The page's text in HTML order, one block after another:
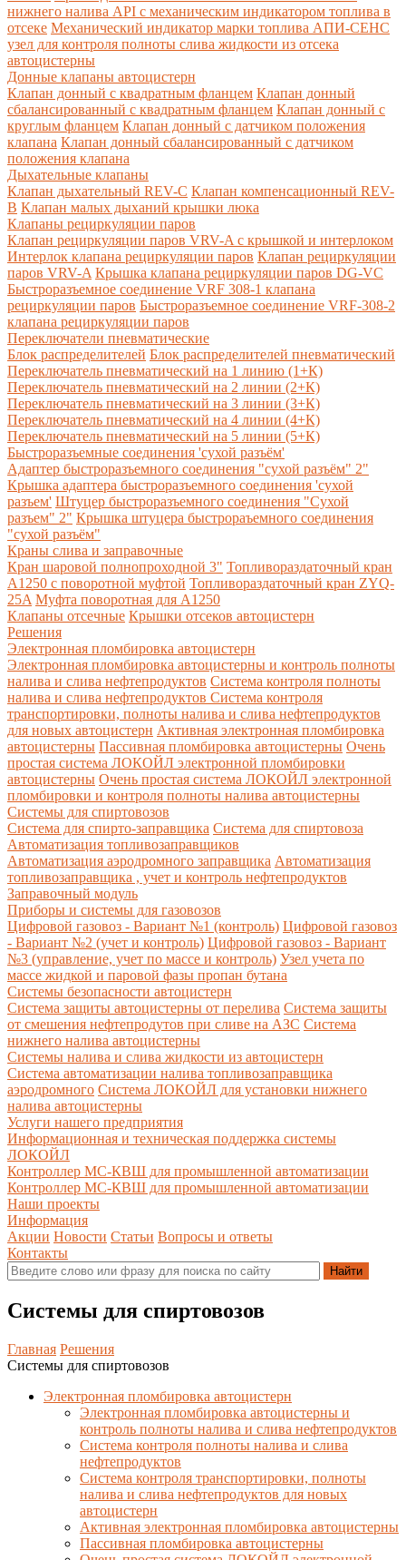
нижнего налива API с механическим индикатором топлива в
отсеке Механический индикатор марки топлива АПИ-СЕНС
узел для контроля полноты слива жидкости из отсека
автоцистерны
Донные клапаны автоцистерн
Клапан донный с квадратным фланцем Клапан донный
сбалансированный с квадратным фланцем Клапан донный с
круглым фланцем Клапан донный с датчиком положения
клапана Клапан донный сбалансированный с датчиком
положения клапана
Дыхательные клапаны
Клапан дыхательный REV-C Клапан компенсационный REV-
B Клапан малых дыханий крышки люка
Клапаны рециркуляции паров
Клапан рециркуляции паров VRV-A с крышкой и интерлоком
Интерлок клапана рециркуляции паров Клапан рециркуляции
паров VRV-A Крышка клапана рециркуляции паров DG-VC
Быстроразъемное соединение VRF 308-1 клапана
рециркуляции паров Быстроразъемное соединение VRF-308-2
клапана рециркуляции паров
Переключатели пневматические
Блок распределителей Блок распределителей пневматический
Переключатель пневматический на 1 линию (1+К)
Переключатель пневматический на 2 линии (2+К)
Переключатель пневматический на 3 линии (3+К)
Переключатель пневматический на 4 линии (4+К)
Переключатель пневматический на 5 линии (5+К)
Быстроразъемные соединения 'сухой разъём'
Адаптер быстроразъемного соединения "сухой разъём" 2"
Крышка адаптера быстроразъемного соединения 'сухой
разъем' Штуцер быстроразъемного соединения "Сухой
разъем" 2" Крышка штуцера быстрораъемного соединения
"сухой разъём"
Краны слива и заправочные
Кран шаровой полнопроходной 3" Топливораздаточный кран
A1250 с поворотной муфтой Топливораздаточный кран ZYQ-
25A Муфта поворотная для А1250
Клапаны отсечные Крышки отсеков автоцистерн
Решения
Электронная пломбировка автоцистерн
Электронная пломбировка автоцистерны и контроль полноты
налива и слива нефтепродуктов Система контроля полноты
налива и слива нефтепродуктов Система контроля
транспортировки, полноты налива и слива нефтепродуктов
для новых автоцистерн Активная электронная пломбировка
автоцистерны Пассивная пломбировка автоцистерны Очень
простая система ЛОКОЙЛ электронной пломбировки
автоцистерны Очень простая система ЛОКОЙЛ электронной
пломбировки и контроля полноты налива автоцистерны
Системы для спиртовозов
Система для спирто-заправщика Система для спиртовоза
Автоматизация топливозаправщиков
Автоматизация аэродромного заправщика Автоматизация
топливозаправщика , учет и контроль нефтепродуктов
Заправочный модуль
Приборы и системы для газовозов
Цифровой газовоз - Вариант №1 (контроль) Цифровой газовоз
- Вариант №2 (учет и контроль) Цифровой газовоз - Вариант
№3 (управление, учет по массе и контроль) Узел учета по
массе жидкой и паровой фазы пропан бутана
Системы безопасности автоцистерн
Система защиты автоцистерны от перелива Система защиты
от смешения нефтепродутов при сливе на АЗС Система
нижнего налива автоцистерны
Системы налива и слива жидкости из автоцистерн
Система автоматизации налива топливозаправщика
аэродромного Система ЛОКОЙЛ для установки нижнего
налива автоцистерны
Услуги нашего предприятия
Информационная и техническая поддержка системы
ЛОКОЙЛ
Контроллер МС-КВШ для промышленной автоматизации
Контроллер МС-КВШ для промышленной автоматизации
Наши проекты
Информация
Акции Новости Статьи Вопросы и ответы
Контакты
Системы для спиртовозов
Главная Решения
Системы для спиртовозов
Электронная пломбировка автоцистерн
Электронная пломбировка автоцистерны и
контроль полноты налива и слива нефтепродуктов
Система контроля полноты налива и слива
нефтепродуктов
Система контроля транспортировки, полноты
налива и слива нефтепродуктов для новых
автоцистерн
Активная электронная пломбировка автоцистерны
Пассивная пломбировка автоцистерны